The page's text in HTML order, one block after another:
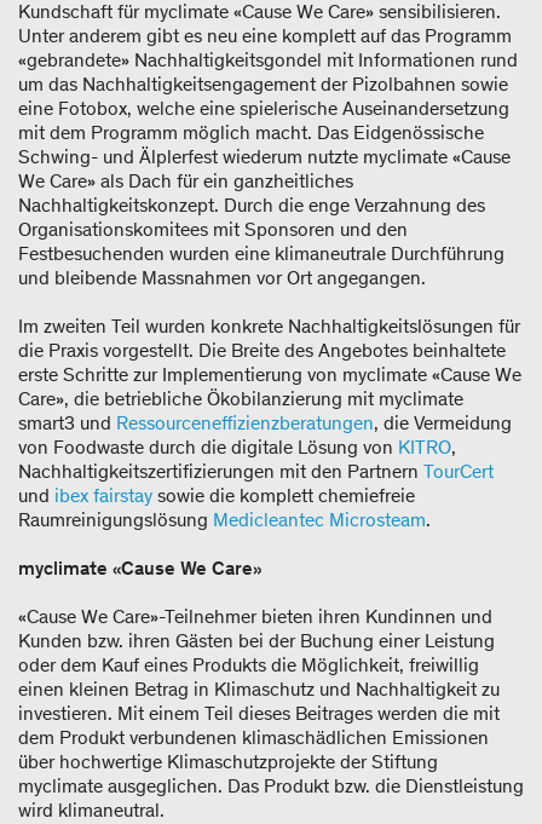
Kundschaft für myclimate «Cause We Care» sensibilisieren.
Unter anderem gibt es neu eine komplett auf das Programm
«gebrandete» Nachhaltigkeitsgondel mit Informationen rund
um das Nachhaltigkeitsengagement der Pizolbahnen sowie
eine Fotobox, welche eine spielerische Auseinandersetzung
mit dem Programm möglich macht. Das Eidgenössische
Schwing- und Älplerfest wiederum nutzte myclimate «Cause
We Care» als Dach für ein ganzheitliches
Nachhaltigkeitskonzept. Durch die enge Verzahnung des
Organisationskomitees mit Sponsoren und den
Festbesuchenden wurden eine klimaneutrale Durchführung
und bleibende Massnahmen vor Ort angegangen.
Im zweiten Teil wurden konkrete Nachhaltigkeitslösungen für
die Praxis vorgestellt. Die Breite des Angebotes beinhaltete
erste Schritte zur Implementierung von myclimate «Cause We
Care», die betriebliche Ökobilanzierung mit myclimate
smart3 und Ressourceneffizienzberatungen, die Vermeidung
von Foodwaste durch die digitale Lösung von KITRO,
Nachhaltigkeitszertifizierungen mit den Partnern TourCert
und ibex fairstay sowie die komplett chemiefreie
Raumreinigungslösung Medicleantec Microsteam.
myclimate «Cause We Care»
«Cause We Care»-Teilnehmer bieten ihren Kundinnen und
Kunden bzw. ihren Gästen bei der Buchung einer Leistung
oder dem Kauf eines Produkts die Möglichkeit, freiwillig
einen kleinen Betrag in Klimaschutz und Nachhaltigkeit zu
investieren. Mit einem Teil dieses Beitrages werden die mit
dem Produkt verbundenen klimaschädlichen Emissionen
über hochwertige Klimaschutzprojekte der Stiftung
myclimate ausgeglichen. Das Produkt bzw. die Dienstleistung
wird klimaneutral.